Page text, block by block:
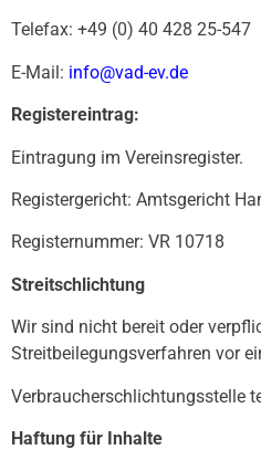
Telefax: +49 (0) 40 428 25-547
E-Mail: info@vad-ev.de
Registereintrag:
Eintragung im Vereinsregister.
Registergericht: Amtsgericht
Registernummer: VR 10718
Streitschlichtung
Wir sind nicht bereit oder
Streitbeilegungsverfahren vor
Verbraucherschlichtungsstelle
Haftung für Inhalte